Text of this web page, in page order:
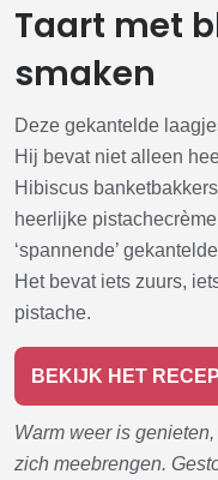
Taart met
smaken
Deze gekantelde
Hij bevat niet alleen
Hibiscus
heerlijke
‘spannende’
Het bevat iets zuurs,
pistache.
BEKIJK HET
Warm weer is
zich meebrengen.